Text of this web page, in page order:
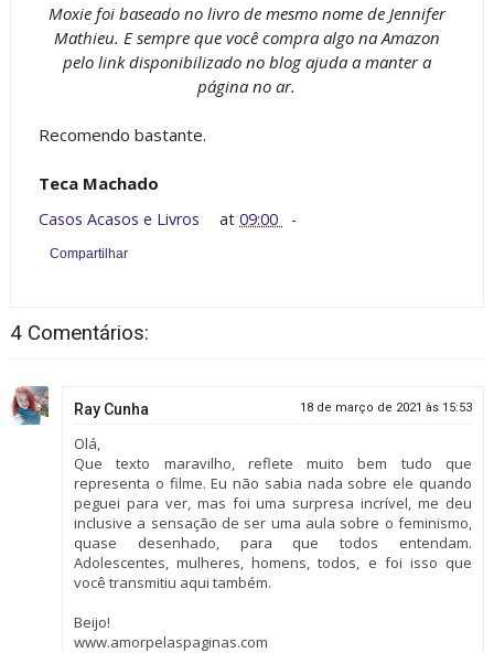
Moxie foi baseado no livro de mesmo nome de Jennifer
Mathieu. E sempre que você compra algo na Amazon
pelo link disponibilizado no blog ajuda a manter a
página no ar.
Recomendo bastante.
Teca Machado
Casos Acasos e Livros at09:00
Compartilhar
4 Comentários:
Ray Cunha 18 de março de 2021 às 15:53
Olá,
Que texto maravilho, reflete muito bem tudo que
representa o filme. Eu não sabia nada sobre ele quando
peguei para ver, mas foi uma surpresa incrível, me deu
inclusive a sensação de ser uma aula sobre o feminismo,
quase desenhado, para que todos entendam.
Adolescentes, mulheres, homens, todos, e foi isso que
você transmitiu aqui também.
Beijo!
www.amorpelaspaginas.com